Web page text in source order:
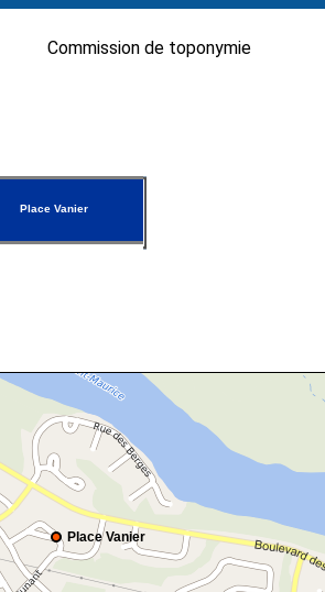
Commission de toponymie
Place Vanier
Place Vanier